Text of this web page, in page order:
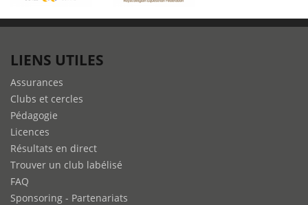
LIENS UTILES
Assurances
Clubs et cercles
Pédagogie
Licences
Résultats en direct
Trouver un club labélisé
FAQ
Sponsoring - Partenariats